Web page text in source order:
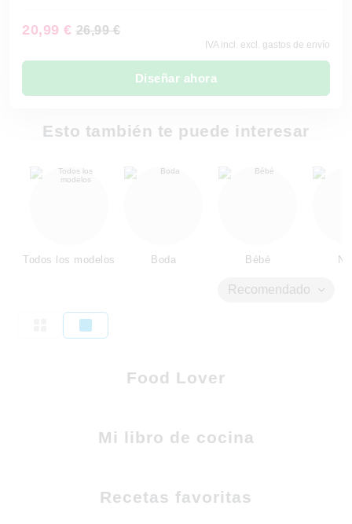
20,99 € 26,99 €
IVA incl. excl. gastos de envío
Diseñar ahora
Esto también te puede interesar
Todos los modelos Boda Bébé
Recomendado
Food Lover
Mi libro de cocina
Recetas favoritas